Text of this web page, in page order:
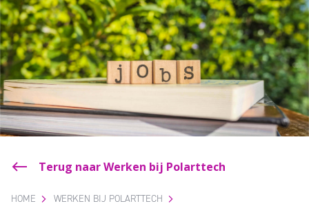
Producten
Markten
Bewerkingen
Over ons
Terug naar Werken bij Polarttech
HOME
WERKEN BIJ POLARTTECH